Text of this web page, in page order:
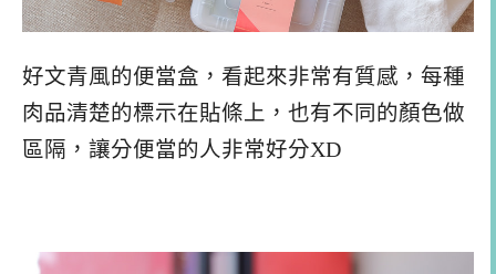
好文青風的便當盒，看起來非常有質感，每種
肉品清楚的標示在貼條上，也有不同的顏色做
區隔，讓分便當的人非常好分XD